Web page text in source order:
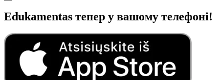
Edukamentas тепер у вашому телефоні!